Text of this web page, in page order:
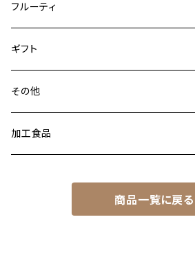
フルーティ
ギフト
その他
加工食品
商品一覧に戻る